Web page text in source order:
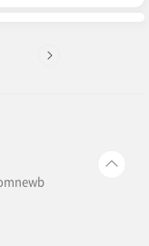
됩니다. 감염된 사람이